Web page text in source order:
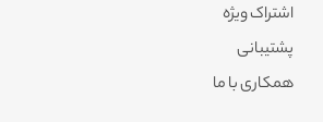
اشتراک ویژه
پشتیبانی
همکاری با ما